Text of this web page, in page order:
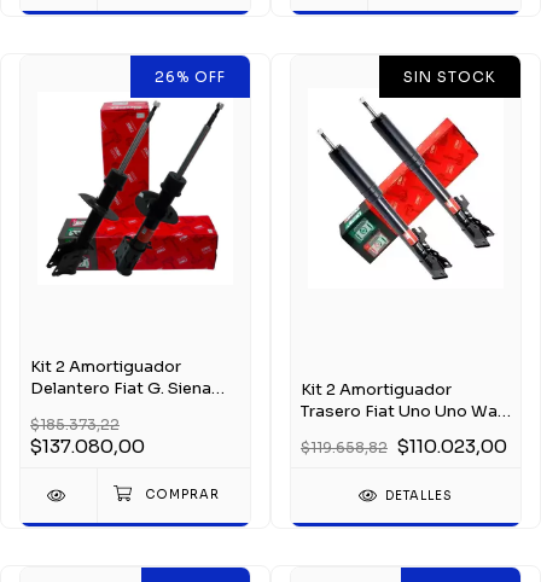
26% OFF
Kit 2 Amortiguador
Delantero Fiat G. Siena
$185.373,22
$137.080,00
SIN STOCK
Kit 2 Amortiguador
Trasero Fiat Uno Uno Way
$119.658,82 $110.023,00
DETALLES